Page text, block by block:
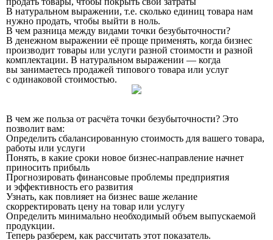
В натуральном выражении, т.е. сколько единиц товара нам
нужно продать, чтобы выйти в ноль.
В чем разница между видами точки безубыточности?
В денежном выражении её проще применять, когда бизнес
производит товары или услуги разной стоимости и разной
комплектации. В натуральном выражении — когда
вы занимаетесь продажей типового товара или услуг
с одинаковой стоимостью.
В чем же польза от расчёта точки безубыточности? Это
позволит вам:
Определить сбалансированную стоимость для вашего товара,
работы или услуги
Понять, в какие сроки новое бизнес-направление начнет
приносить прибыль
Прогнозировать финансовые проблемы предприятия
и эффективность его развития
Узнать, как повлияет на бизнес ваше желание
скорректировать цену на товар или услугу
Определить минимально необходимый объем выпускаемой
продукции.
Теперь разберем, как рассчитать этот показатель.